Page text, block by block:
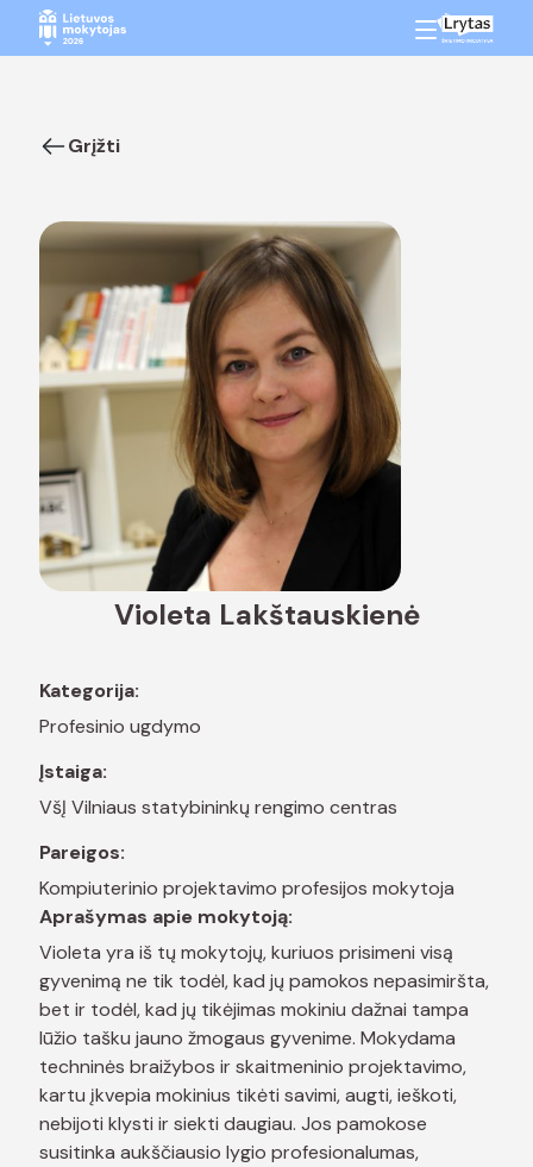
Grįžti
Violeta Lakštauskienė
Kategorija:
Profesinio ugdymo
Įstaiga:
VšĮ Vilniaus statybininkų rengimo centras
Pareigos:
Kompiuterinio projektavimo profesijos mokytoja
Aprašymas apie mokytoją:
Violeta yra iš tų mokytojų, kuriuos prisimeni visą
gyvenimą ne tik todėl, kad jų pamokos nepasimiršta,
bet ir todėl, kad jų tikėjimas mokiniu dažnai tampa
lūžio tašku jauno žmogaus gyvenime. Mokydama
techninės braižybos ir skaitmeninio projektavimo,
kartu įkvepia mokinius tikėti savimi, augti, ieškoti,
nebijoti klysti ir siekti daugiau. Jos pamokose
susitinka aukščiausio lygio profesionalumas,